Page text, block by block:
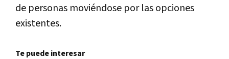
de personas moviéndose por las opciones
existentes.
Te puede interesar